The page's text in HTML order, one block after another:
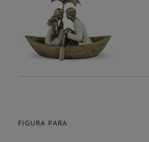
FIGURA PARA